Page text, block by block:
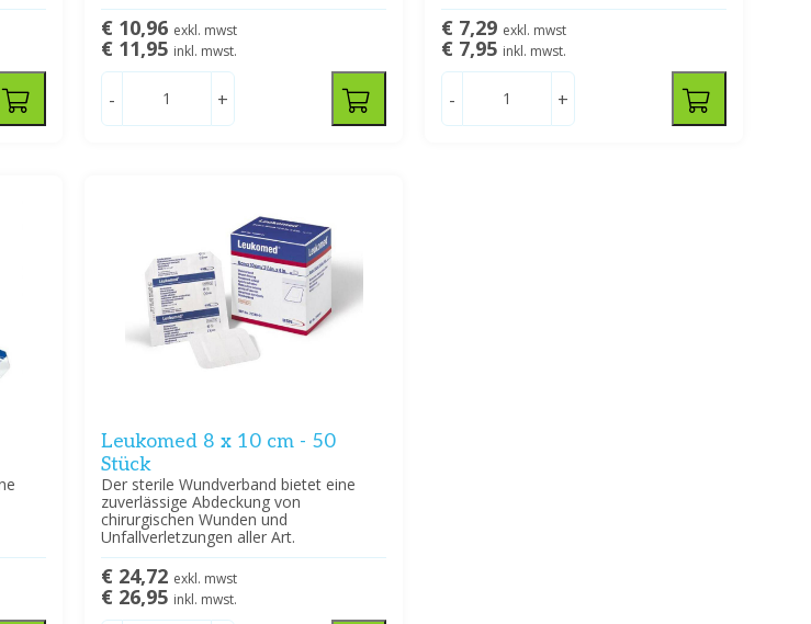
€ 10,96 exkl. mwst
€ 11,95 inkl. mwst.
- +
€ 7,29 exkl. mwst
€ 7,95 inkl. mwst.
- +
Leukomed 8 x 10 cm - 50
Stück
Der sterile Wundverband bietet eine
zuverlässige Abdeckung von
chirurgischen Wunden und
Unfallverletzungen aller Art.
€ 24,72 exkl. mwst
€ 26,95 inkl. mwst.